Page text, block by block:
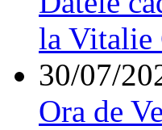
la Vitalie
30/07/
Ora de